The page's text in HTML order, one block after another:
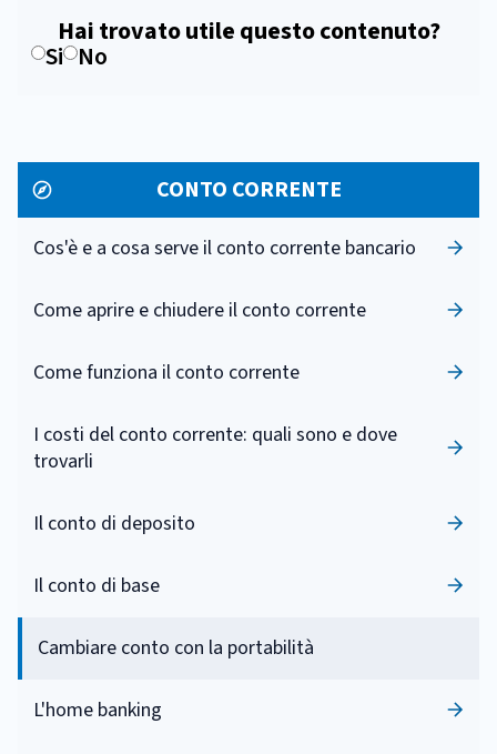
Hai trovato utile questo contenuto?
Si No
CONTO CORRENTE
Cos'è e a cosa serve il conto corrente bancario
Come aprire e chiudere il conto corrente
Come funziona il conto corrente
I costi del conto corrente: quali sono e dove
trovarli
Il conto di deposito
Il conto di base
Cambiare conto con la portabilità
L'home banking